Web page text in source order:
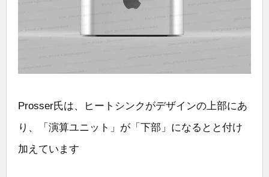
Prosser氏は、ヒートシンクがデザインの上部にあ
り、「演算ユニット」が「下部」になるとと付け
加えています